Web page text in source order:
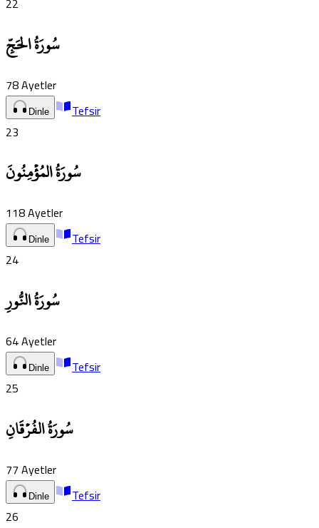
سُورَةُ الحَجِّ
78Ayetler
Dinle
Tefsir
23
سُورَةُ المُؤۡمِنُونَ
118Ayetler
Dinle
Tefsir
24
سُورَةُ النُّورِ
64Ayetler
Dinle
Tefsir
25
سُورَةُ الفُرۡقَانِ
77Ayetler
Dinle
Tefsir
26